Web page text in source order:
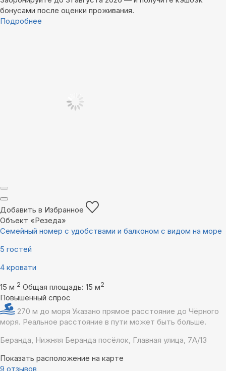
бонусами после оценки проживания.
Подробнее
Добавить в Избранное
Объект «Резеда»
Семейный номер с удобствами и балконом с видом на море
5 гостей
4 кровати
15 м 2 Общая площадь: 15 м2
Повышенный спрос
270 м до моря Указано прямое расстояние до Чёрного
моря. Реальное расстояние в пути может быть больше.
Беранда, Нижняя Беранда посёлок, Главная улица, 7А/13
Показать расположение на карте
9 отзывов